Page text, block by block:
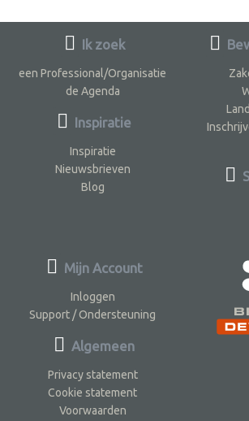
Ik zoek
een Professional/Organisatie
de Agenda
Inspiratie
Inspiratie
Nieuwsbrieven
Blog
Mijn Account
Inloggen
Support / Ondersteuning
Algemeen
Privacy statement
Cookie statement
Voorwaarden